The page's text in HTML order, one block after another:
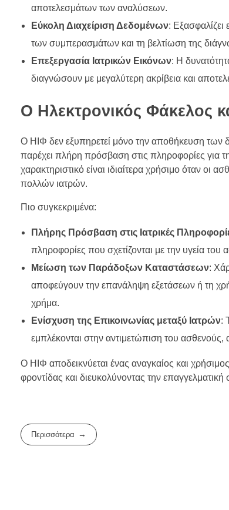
αποτελεσμάτων των αναλύσεων.
Εύκολη Διαχείριση Δεδομένων: Εξασφαλίζει
των συμπερασμάτων και τη βελτίωση της
Επεξεργασία Ιατρικών Εικόνων: Η
διαγνώσουν με μεγαλύτερη ακρίβεια και
Ο Ηλεκτρονικός Φάκελος
Ο ΗΙΦ δεν εξυπηρετεί μόνο την αποθήκευση των
παρέχει πλήρη πρόσβαση στις πληροφορίες για
χαρακτηριστικό είναι ιδιαίτερα χρήσιμο όταν οι
πολλών ιατρών.
Πιο συγκεκριμένα:
Πλήρης Πρόσβαση στις Ιατρικές
πληροφορίες που σχετίζονται με την υγεία
Μείωση των Παράδοξων Καταστάσεων:
αποφεύγουν την επανάληψη εξετάσεων ή τη
χρήμα.
Ενίσχυση της Επικοινωνίας μεταξύ Ιατρών:
εμπλέκονται στην αντιμετώπιση του
Ο ΗΙΦ αποδεικνύεται ένας αναγκαίος και
φροντίδας και διευκολύνοντας την
Περισσότερα